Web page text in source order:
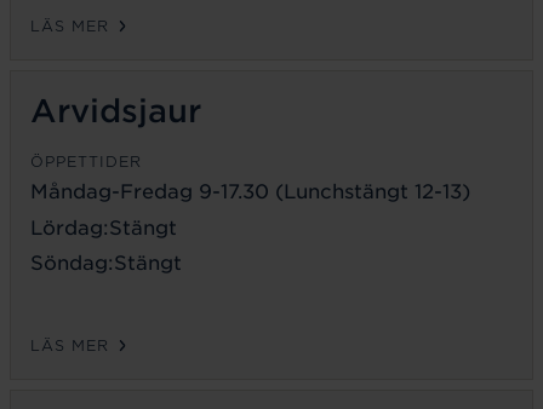
LÄS MER
Arvidsjaur
ÖPPETTIDER
Måndag-Fredag 9-17.30 (Lunchstängt 12-13)
Lördag:Stängt
Söndag:Stängt
LÄS MER